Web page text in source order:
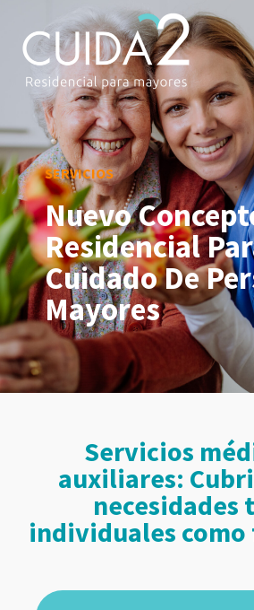
SERVICIOS
Nuevo
Residencial
Cuidado De
Mayores
Servicios
auxiliares:
necesidades
individuales